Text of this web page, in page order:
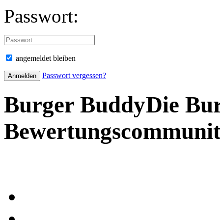
Passwort:
angemeldet bleiben
Passwort vergessen?
Burger BuddyDie